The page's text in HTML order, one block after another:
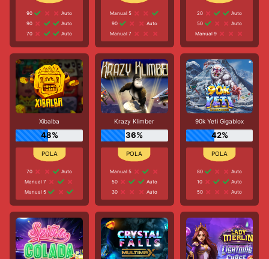
90
Auto
90
Auto
70
Auto
Manual 5
90
Auto
Manual 7
20
Auto
50
Auto
Manual 9
Xibalba
48%
70
Auto
Manual 7
Manual 5
Krazy Klimber
36%
Manual 5
50
Auto
30
Auto
90k Yeti Gigablox
42%
80
Auto
10
Auto
50
Auto